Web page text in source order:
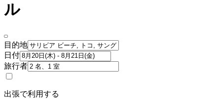
ル
目的地
日付
旅行者
出張で利用する